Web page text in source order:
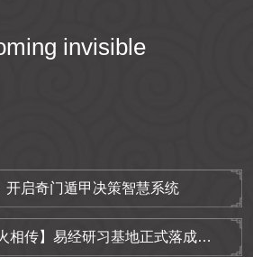
invisible
开启奇门遁甲决策智慧系统
经研习基地正式落成，奇门遁甲课程免费学习7-30天